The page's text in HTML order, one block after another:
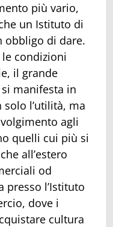
più vario,
un Istituto di
obbligo di dare.
condizioni
il grande
manifesta in
l’utilità, ma
agli
quelli cui più si
all’estero
od
presso l’Istituto
dove i
cultura